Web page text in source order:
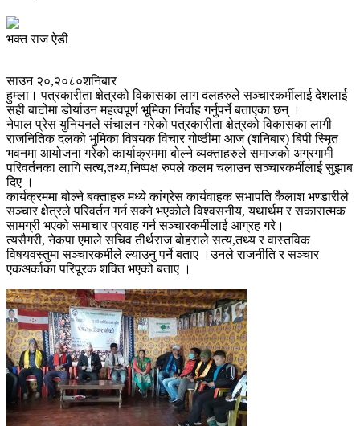
भक्त राज ऐडी
साउन २०,२०८०शनिबार
हुम्ला। पत्रकारीता क्षेत्रको विकासका लाग दलहरुले सञ्चारकर्मीलाई देशलाई
सही बाटोमा डोर्याउन महत्वपूर्ण भूमिका निर्वाह गर्नुपर्ने बताएका छन् ।
नेपाल प्रेस युनियनले संचालन गरेको पत्रकारीता क्षेत्रको विकासका लागी
राजनितिक दलको भुमिका विषयक विचार गोष्ठीमा आज (शनिबार) बिपी स्मिृत
भवनमा आयोजना गरेको कार्याक्रममा बोल्ने व्यक्ताहरुले समाजको अग्रगामी
परिवर्तनका लागि सत्य,तथ्य,निष्पक्ष रुपले कलम चलाउन सञ्चारकर्मीलाई सुझाब
दिए ।
कार्यक्रममा बोल्ने बक्ताहरु मध्ये कांग्रेस कार्यवाहक सभापति कैलाश भण्डारीले
सञ्चार क्षेत्रले परिवर्तन गर्न सक्ने भएकोले विश्वसनीय, यथार्थम र सकारात्मक
सामग्री भएको समाचार प्रवाह गर्न सञ्चारकर्मीलाई आग्रह गरे।
त्यसैगरी, नेकपा एमाले सचिव तीर्थराज बोहराले सत्य,तथ्य र वास्तविक
विषयवस्तुमा सञ्चारकर्मीले ल्याउनु पर्ने बताए ।उनले राजनीति र सञ्चार
एकअर्काका परिपूरक शक्ति भएको बताए ।